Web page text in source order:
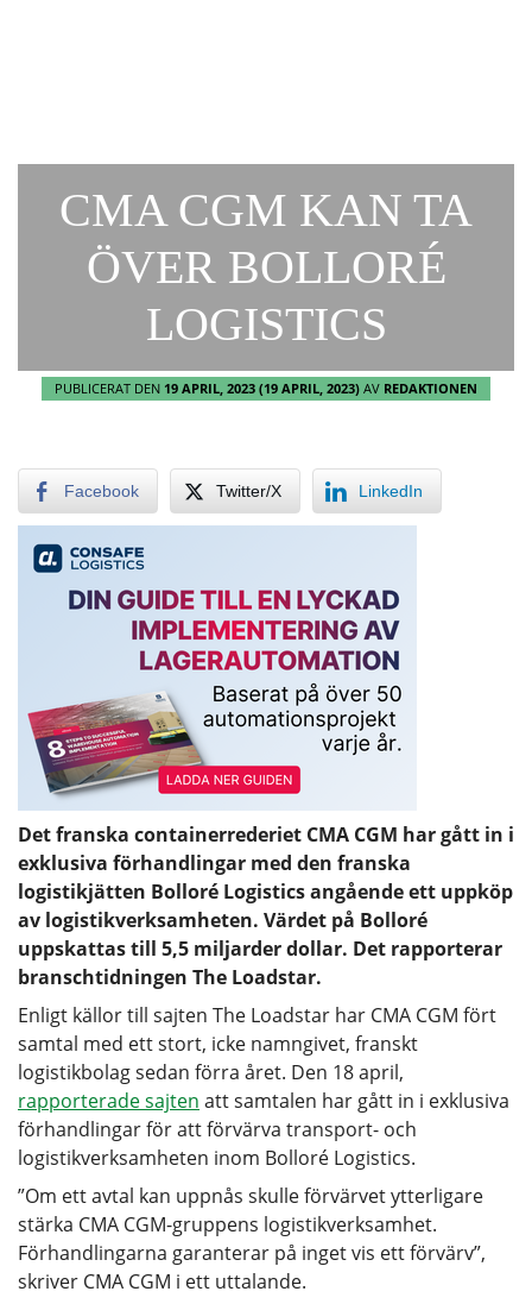
CMA CGM KAN TA
ÖVER BOLLORÉ
LOGISTICS
PUBLICERAT DEN 19 APRIL, 2023 (19 APRIL, 2023) AV REDAKTIONEN
Facebook Twitter/X LinkedIn
Det franska containerrederiet CMA CGM har gått in i
exklusiva förhandlingar med den franska
logistikjätten Bolloré Logistics angående ett uppköp
av logistikverksamheten. Värdet på Bolloré
uppskattas till 5,5 miljarder dollar. Det rapporterar
branschtidningen The Loadstar.
Enligt källor till sajten The Loadstar har CMA CGM fört
samtal med ett stort, icke namngivet, franskt
logistikbolag sedan förra året. Den 18 april,
rapporterade sajten att samtalen har gått in i exklusiva
förhandlingar för att förvärva transport- och
logistikverksamheten inom Bolloré Logistics.
”Om ett avtal kan uppnås skulle förvärvet ytterligare
stärka CMA CGM-gruppens logistikverksamhet.
Förhandlingarna garanterar på inget vis ett förvärv”,
skriver CMA CGM i ett uttalande.